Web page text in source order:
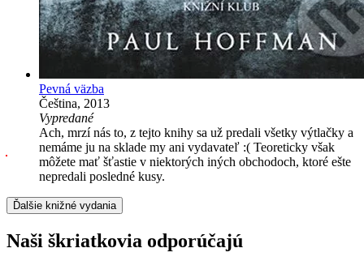
Pevná väzba
Čeština, 2013
Vypredané
Ach, mrzí nás to, z tejto knihy sa už predali všetky výtlačky a
nemáme ju na sklade my ani vydavateľ :( Teoreticky však
môžete mať šťastie v niektorých iných obchodoch, ktoré ešte
nepredali posledné kusy.
Ďalšie knižné vydania
Naši škriatkovia odporúčajú